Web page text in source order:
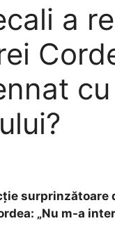
a
surprinzătoare
„Nu m-a